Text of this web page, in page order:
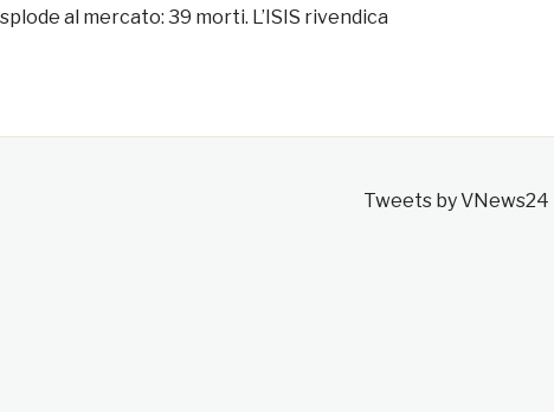
al mercato: 39 morti. L’ISIS rivendica
Tweets by VNews24